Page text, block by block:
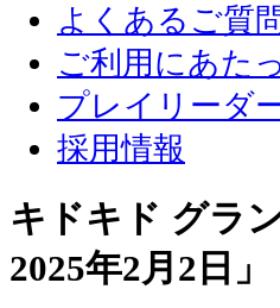
よくあるご質
ご利用にあた
プレイリーダ
採用情報
キドキド グラ
2025年2月2日 」